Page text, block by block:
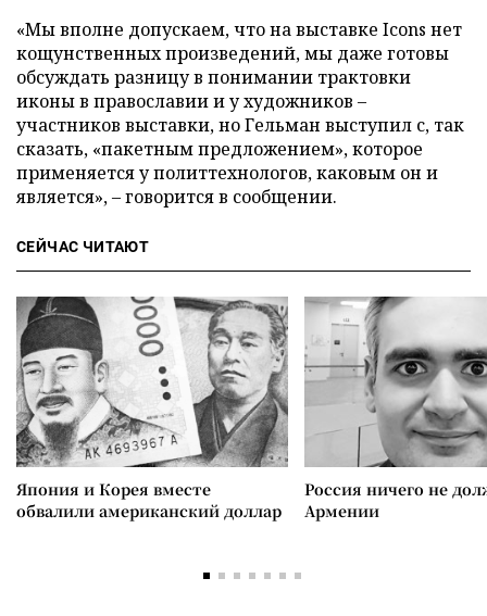
«Мы вполне допускаем, что на выставке Icons нет
кощунственных произведений, мы даже готовы
обсуждать разницу в понимании трактовки
иконы в православии и у художников –
участников выставки, но Гельман выступил с, так
сказать, «пакетным предложением», которое
применяется у политтехнологов, каковым он и
является», – говорится в сообщении.
СЕЙЧАС ЧИТАЮТ
Япония и Корея вместе
обвалили американский доллар
Россия ничего не
Армении